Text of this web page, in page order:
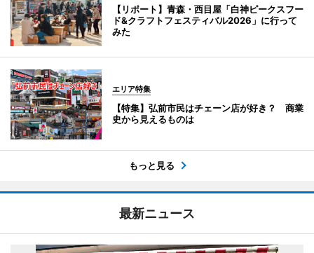
【リポート】青森・西目屋「白神ピークスフー
ド&クラフトフェスティバル2026」に行って
みた
エリア特集
【特集】弘前市民はチェーン店が好き？ 商業
史から見えるものは
もっと見る
最新ニュース